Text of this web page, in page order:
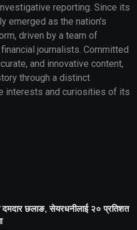
reporting. Since its
emerged as the nation's
driven by a team of
journalists. Committed
and innovative content,
through a distinct
interests and curiosities of its
दमदार छलाङ, सेयरधनीलाई २० प्रतिशत